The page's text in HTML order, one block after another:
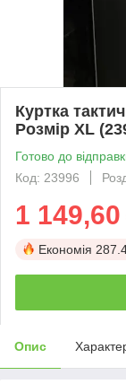
Куртка
Розмір XL
Готово до
Код: 23996
1 149,60
Економія
Опис